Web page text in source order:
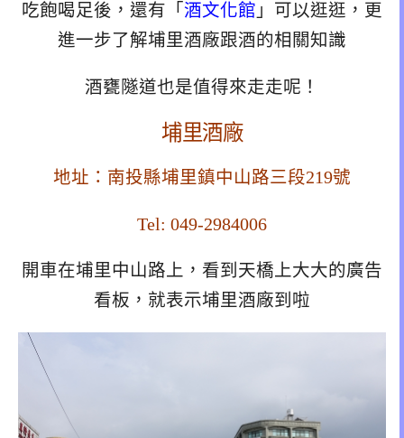
吃飽喝足後，還有「 酒文化館 」可以逛逛，更
進一步了解埔里酒廠跟酒的相關知識
酒甕隧道也是值得來走走呢！
埔里酒廠
地址：南投縣埔里鎮中山路三段219號
Tel: 049-2984006
開車在埔里中山路上，看到天橋上大大的廣告
看板，就表示埔里酒廠到啦